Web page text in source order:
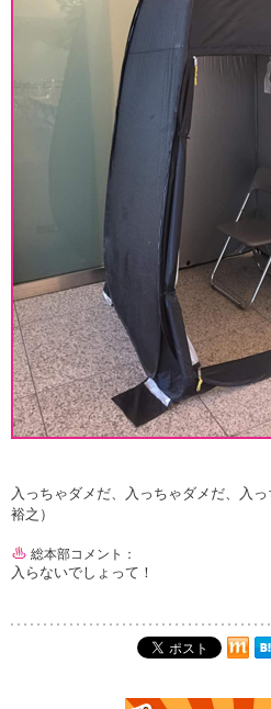
入っちゃダメだ、入っちゃダメだ、入
裕之）
総本部コメント：
入らないでしょって！